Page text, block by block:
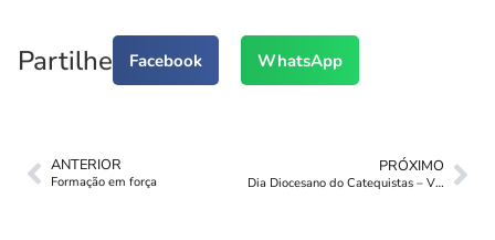
Partilhe Facebook WhatsApp
ANTERIOR
Formação em força
PRÓXIMO
Dia Diocesano do Catequistas – Vila Real